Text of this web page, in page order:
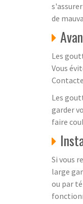
de
Les
Vous
Les
garder
faire
Si vous
large
ou par